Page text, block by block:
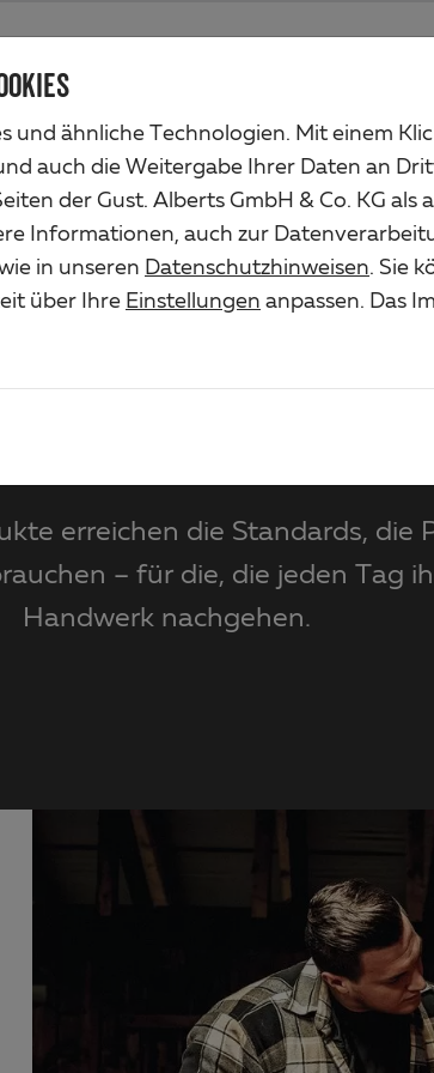
und ähnliche Technologien. Mit einem
auch die Weitergabe Ihrer Daten an
der Gust. Alberts GmbH & Co. KG als
Informationen, auch zur
in unseren Datenschutzhinweisen. Sie
über Ihre Einstellungen anpassen. Das
HEIMWERKER HANDWERKER HÄNDLER
erreichen die Standards, die
– für die, die jeden Tag
Handwerk nachgehen.